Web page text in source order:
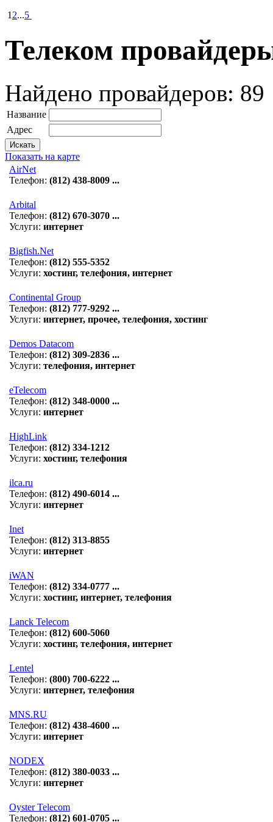
1 2...5
Телеком
Найдено провайдеров: 89
Название
Адрес
Показать на карте
AirNet
Телефон: (812) 438-8009 ...
Arbital
Телефон: (812) 670-3070 ...
Услуги: интернет
Bigfish.Net
Телефон: (812) 555-5352
Услуги: хостинг, телефония, интернет
Continental Group
Телефон: (812) 777-9292 ...
Услуги: интернет, прочее, телефония, хостинг
Demos Datacom
Телефон: (812) 309-2836 ...
Услуги: телефония, интернет
eTelecom
Телефон: (812) 348-0000 ...
Услуги: интернет
HighLink
Телефон: (812) 334-1212
Услуги: хостинг, телефония
ilca.ru
Телефон: (812) 490-6014 ...
Услуги: интернет
Inet
Телефон: (812) 313-8855
Услуги: интернет
iWAN
Телефон: (812) 334-0777 ...
Услуги: хостинг, интернет, телефония
Lanck Telecom
Телефон: (812) 600-5060
Услуги: хостинг, телефония, интернет
Lentel
Телефон: (800) 700-6222 ...
Услуги: интернет, телефония
MNS.RU
Телефон: (812) 438-4600 ...
Услуги: интернет
NODEX
Телефон: (812) 380-0033 ...
Услуги: интернет
Oyster Telecom
Телефон: (812) 601-0705 ...